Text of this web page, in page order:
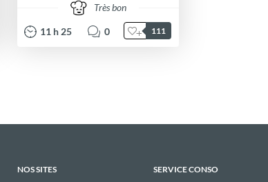
Très bon
11 h 25 0 111
NOS SITES
SERVICE CONSO